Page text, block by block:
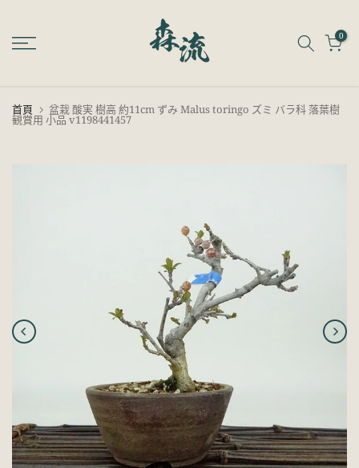
至
內
0
首頁 盆栽 酸実 樹高 約11cm ずみ Malus toringo ズミ バラ科 落葉樹
観賞用 小品 v1198441457